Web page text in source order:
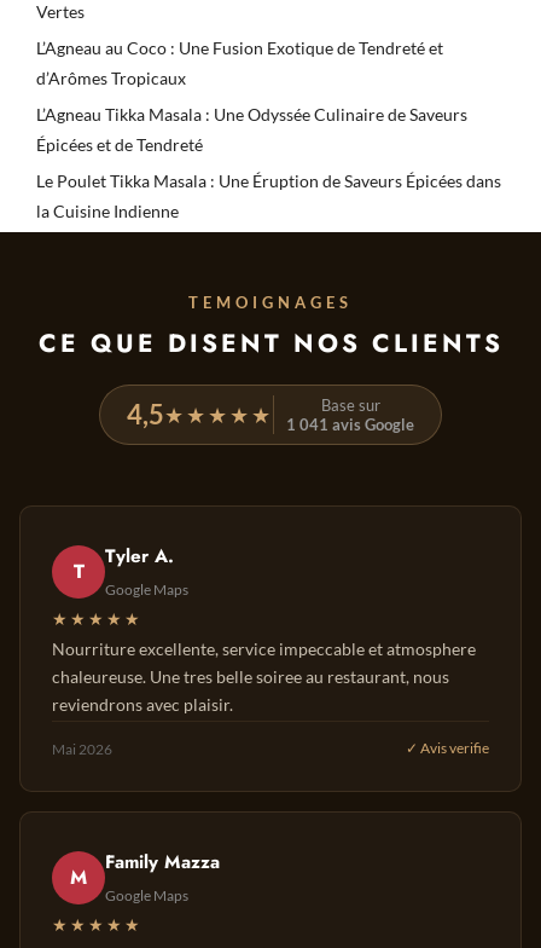
Vertes
L’Agneau au Coco : Une Fusion Exotique de Tendreté et
d’Arômes Tropicaux
L’Agneau Tikka Masala : Une Odyssée Culinaire de Saveurs
Épicées et de Tendreté
Le Poulet Tikka Masala : Une Éruption de Saveurs Épicées dans
la Cuisine Indienne
TEMOIGNAGES
CE QUE DISENT NOS CLIENTS
4,5★★★★★
Base sur
1 041 avis Google
T
Tyler A.
Google Maps
★★★★★
Nourriture excellente, service impeccable et atmosphere
chaleureuse. Une tres belle soiree au restaurant, nous
reviendrons avec plaisir.
Mai 2026 ✓ Avis verifie
M
Family Mazza
Google Maps
★★★★★